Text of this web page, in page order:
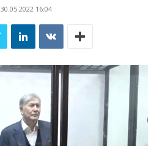
30.05.2022 16:04